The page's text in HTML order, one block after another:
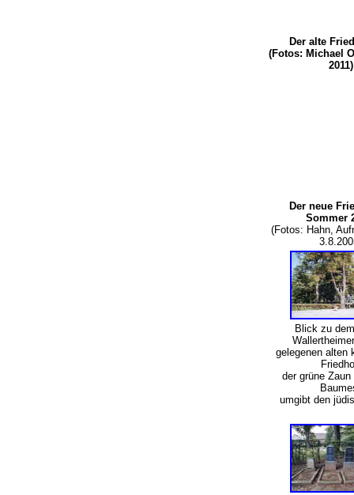
Der alte
(Fotos: Michael
2011)
Der neue
Sommer
(Fotos: Hahn,
Blick zu
gelegenen alten
der grüne
umgibt den